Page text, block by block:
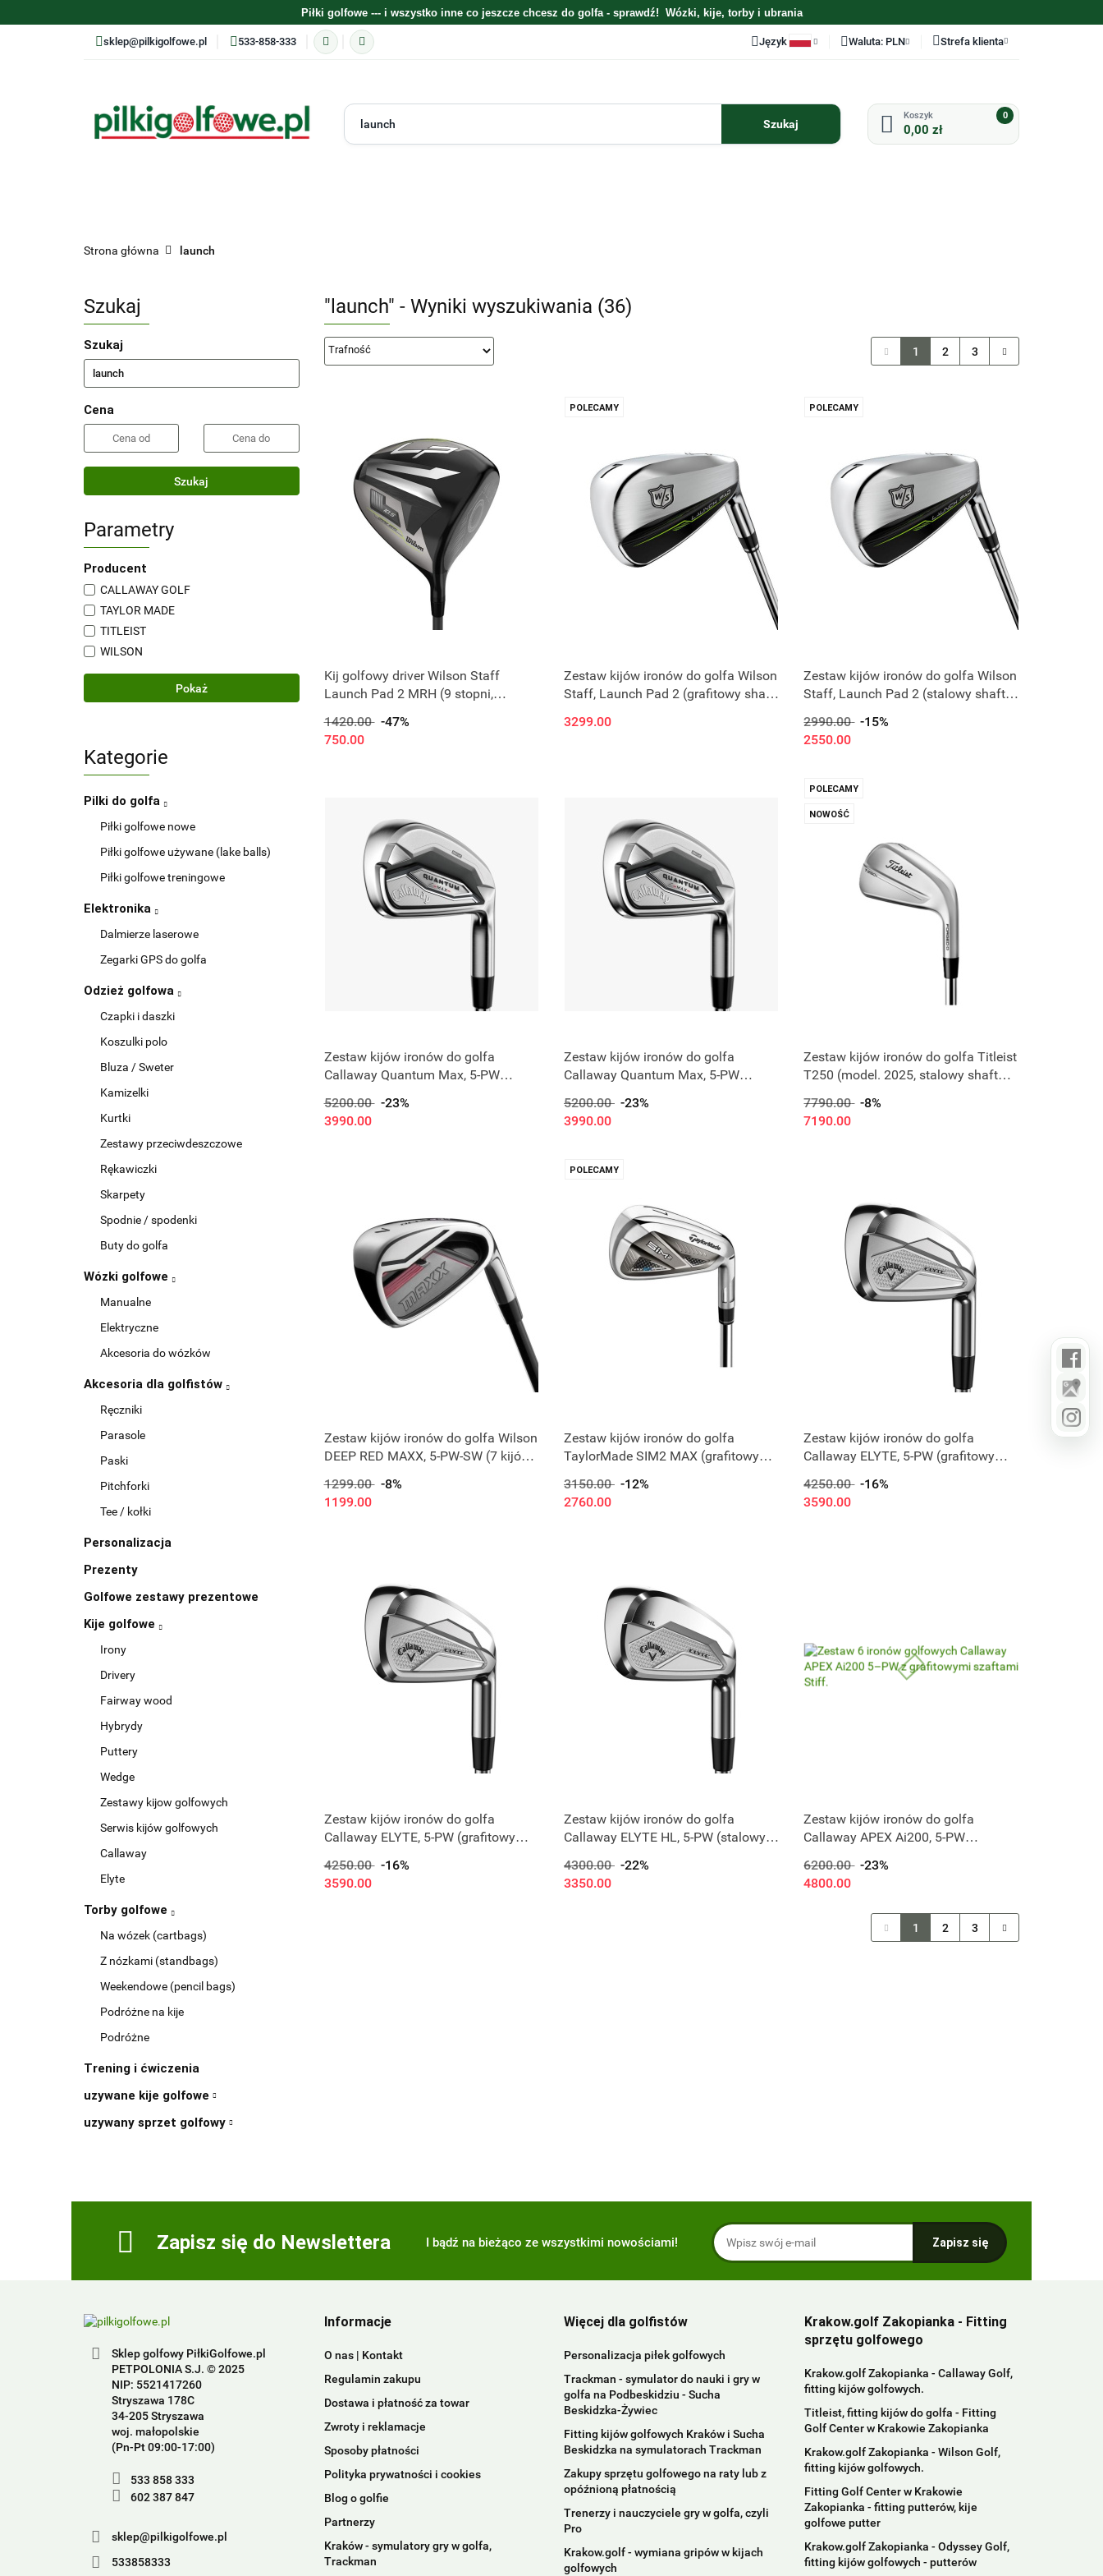
Piłki golfowe --- i wszystko inne co jeszcze chcesz do golfa - sprawdź! Wózki, kije, torby i ubrania
sklep@pilkigolfowe.pl 533-858-333 Język Waluta: PLN
EUR
Strefa klienta
Zarejestruj się
Dodaj zgłoszenie
0,00 zł
0
TRENING
Strona główna launch
Szukaj
Szukaj
Cena
Szukaj
Parametry
Producent
CALLAWAY GOLF
TAYLOR MADE
TITLEIST
WILSON
Pokaż
Kategorie
Pilki do golfa
Piłki golfowe nowe
Piłki golfowe używane (lake balls)
Piłki golfowe treningowe
Elektronika
Dalmierze laserowe
Zegarki GPS do golfa
Odzież golfowa
Czapki i daszki
Koszulki polo
Bluza / Sweter
Kamizelki
Kurtki
Zestawy przeciwdeszczowe
Rękawiczki
Skarpety
Spodnie / spodenki
Buty do golfa
Wózki golfowe
Manualne
Elektryczne
Akcesoria do wózków
Akcesoria dla golfistów
Ręczniki
Parasole
Paski
Pitchforki
Tee / kołki
Personalizacja
Prezenty
Golfowe zestawy prezentowe
Kije golfowe
Irony
Drivery
Fairway wood
Hybrydy
Puttery
Wedge
Zestawy kijow golfowych
Serwis kijów golfowych
Callaway
Elyte
Torby golfowe
Na wózek (cartbags)
Z nózkami (standbags)
Weekendowe (pencil bags)
Podróżne na kije
Podróżne
Trening i ćwiczenia
uzywane kije golfowe
uzywany sprzet golfowy
"launch" - Wyniki wyszukiwania (36)
1 2 3
Kij golfowy driver Wilson Staff
Launch Pad 2 MRH (9 stopni,
1420.00
-47%
750.00
POLECAMY
Zestaw kijów ironów do golfa Wilson
Staff, Launch Pad 2 (grafitowy shaft
3299.00
POLECAMY
Zestaw kijów ironów do golfa Wilson
Staff, Launch Pad 2 (stalowy shaft)
2990.00 -15%
2550.00
Zestaw kijów ironów do golfa
Callaway Quantum Max, 5-PW
5200.00
-23%
3990.00
Zestaw kijów ironów do golfa
Callaway Quantum Max, 5-PW
5200.00 -23%
3990.00
POLECAMY
NOWOŚĆ
Zestaw kijów ironów do golfa Titleist
T250 (model. 2025, stalowy shaft
7790.00 -8%
7190.00
Zestaw kijów ironów do golfa Wilson
DEEP RED MAXX, 5-PW-SW (7 kijów,
praworęczny)
1299.00
-8%
1199.00
POLECAMY
Zestaw kijów ironów do golfa
TaylorMade SIM2 MAX (grafitowy
3150.00 -12%
2760.00
Zestaw kijów ironów do golfa
Callaway ELYTE, 5-PW (grafitowy
4250.00 -16%
3590.00
Zestaw kijów ironów do golfa
Callaway ELYTE, 5-PW (grafitowy
4250.00
-16%
3590.00
Zestaw kijów ironów do golfa
Callaway ELYTE HL, 5-PW (stalowy
4300.00 -22%
3350.00
Zestaw kijów ironów do golfa
Callaway APEX Ai200, 5-PW
6200.00 -23%
4800.00
1 2 3
Zapisz się do Newslettera I bądź na bieżąco ze wszystkimi nowościami!
Sklep golfowy PiłkiGolfowe.pl
PETPOLONIA S.J. © 2025
NIP: 5521417260
Stryszawa 178C
34-205 Stryszawa
woj. małopolskie
(Pn-Pt 09:00-17:00)
533 858 333
602 387 847
sklep@pilkigolfowe.pl
533858333
Informacje
O nas | Kontakt
Regulamin zakupu
Dostawa i płatność za towar
Zwroty i reklamacje
Sposoby płatności
Polityka prywatności i cookies
Blog o golfie
Partnerzy
Kraków - symulatory gry w golfa,
Trackman
Więcej dla golfistów
Personalizacja piłek golfowych
Trackman - symulator do nauki i gry w
golfa na Podbeskidziu - Sucha
Beskidzka-Żywiec
Fitting kijów golfowych Kraków i Sucha
Beskidzka na symulatorach Trackman
Zakupy sprzętu golfowego na raty lub z
opóźnioną płatnością
Trenerzy i nauczyciele gry w golfa, czyli
Pro
Krakow.golf - wymiana gripów w kijach
golfowych
Krakow.golf Zakopianka - Fitting
sprzętu golfowego
Krakow.golf Zakopianka - Callaway Golf,
fitting kijów golfowych.
Titleist, fitting kijów do golfa - Fitting
Golf Center w Krakowie Zakopianka
Krakow.golf Zakopianka - Wilson Golf,
fitting kijów golfowych.
Fitting Golf Center w Krakowie
Zakopianka - fitting putterów, kije
golfowe putter
Krakow.golf Zakopianka - Odyssey Golf,
fitting kijów golfowych - putterów